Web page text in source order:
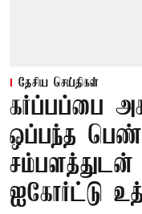
தேசிய செய்திகள்
கர்ப்பப்பை
ஒப்பந்த பெண்
சம்பளத்துடன்
ஐகோர்ட்டு